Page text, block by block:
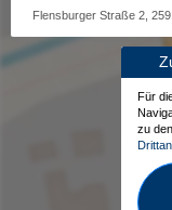
Flensburger Straße 2,
Für
zu den